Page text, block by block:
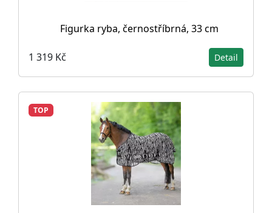
Figurka ryba, černostříbrná, 33 cm
1 319 Kč Detail
TOP